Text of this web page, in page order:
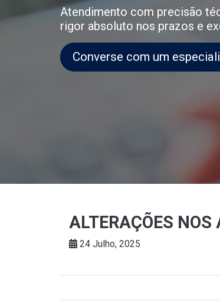
Atendimento com precisão
rigor absoluto nos prazos e
Converse com um
ALTERAÇÕES NOS
24 Julho, 2025